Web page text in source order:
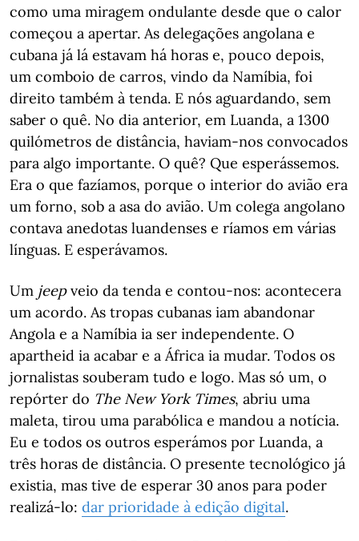
como uma miragem ondulante desde que o calor
começou a apertar. As delegações angolana e
cubana já lá estavam há horas e, pouco depois,
um comboio de carros, vindo da Namíbia, foi
direito também à tenda. E nós aguardando, sem
saber o quê. No dia anterior, em Luanda, a 1300
quilómetros de distância, haviam-nos convocados
para algo importante. O quê? Que esperássemos.
Era o que fazíamos, porque o interior do avião era
um forno, sob a asa do avião. Um colega angolano
contava anedotas luandenses e ríamos em várias
línguas. E esperávamos.
Um jeepveio da tenda e contou-nos: acontecera
um acordo. As tropas cubanas iam abandonar
Angola e a Namíbia ia ser independente. O
apartheid ia acabar e a África ia mudar. Todos os
jornalistas souberam tudo e logo. Mas só um, o
repórter do The New York Times, abriu uma
maleta, tirou uma parabólica e mandou a notícia.
Eu e todos os outros esperámos por Luanda, a
três horas de distância. O presente tecnológico já
existia, mas tive de esperar 30 anos para poder
realizá-lo: dar prioridade à edição digital.